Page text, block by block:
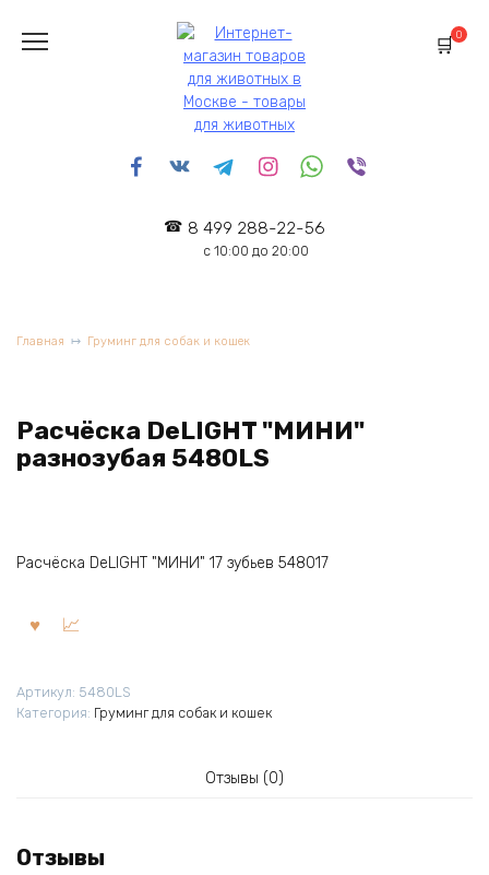
содержанию
8 499 288-22-56
с 10:00 до 20:00
0
Главная Груминг для собак и кошек
Расчёска DeLIGHT "МИНИ"
разнозубая 5480LS
Расчёска DeLIGHT "МИНИ" 17 зубьев 548017
Артикул: 5480LS
Категория: Груминг для собак и кошек
Отзывы (0)
Отзывы